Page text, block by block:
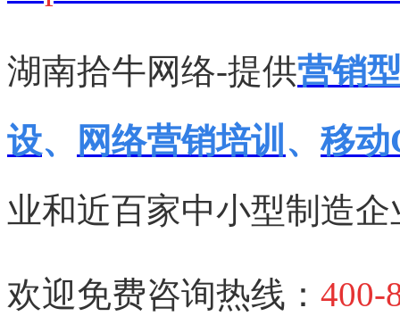
湖南拾牛网络-提供营销
设、 网络营销培训 、 移动
业和近百家中小型制造
欢迎免费咨询热线： 400-